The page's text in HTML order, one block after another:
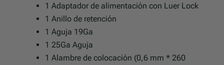
1 Adaptador de alimentación con Luer Lock
1 Anillo de retención
1 Aguja 19Ga
1 25Ga Aguja
1 Alambre de colocación (0,6 mm * 260